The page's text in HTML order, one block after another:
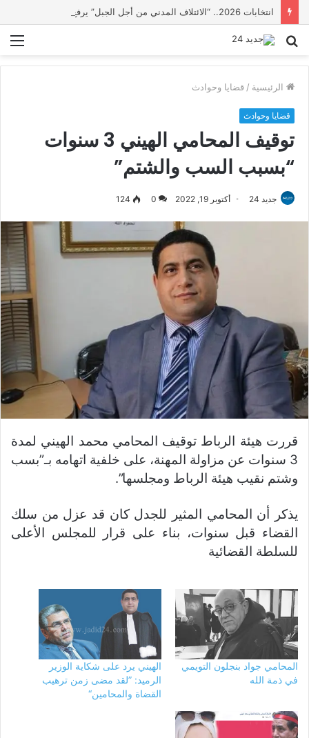
بحث
الرئيسية / قضايا وحوادث
قضايا وحوادث
توقيف المحامي الهيني 3 سنوات
“بسبب السب والشتم”
جديد 24 أكتوبر 19, 2022 0
124
قررت هيئة الرباط توقيف المحامي محمد الهيني لمدة
3 سنوات عن مزاولة المهنة، على خلفية اتهامه بـ”بسب
وشتم نقيب هيئة الرباط ومجلسها”.
يذكر أن المحامي المثير للجدل كان قد عزل من سلك
القضاء قبل سنوات، بناء على قرار للمجلس الأعلى
للسلطة القضائية
المحامي جواد بنجلون التويمي
في ذمة الله
الهيني يرد على شكاية الوزير
الرميد: ”لقد مضى زمن ترهيب
القضاة والمحامين“